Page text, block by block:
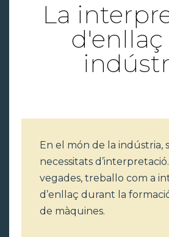
La
d'enllaç
En el món de la indústria,
necessitats
vegades, treballo com a
d’enllaç durant la
de màquines.